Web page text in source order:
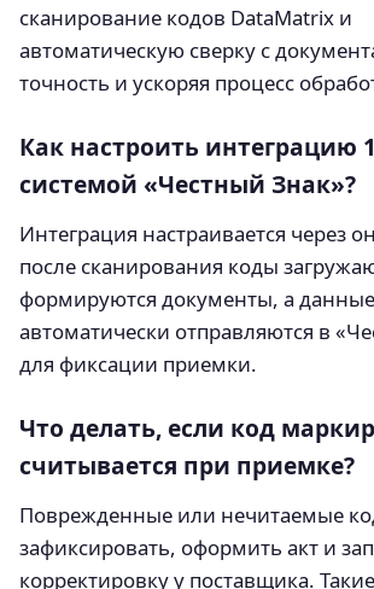
сканирование кодов DataMatrix и
автоматическую сверку с
точность и ускоряя процесс
Как настроить интеграцию
системой «Честный Знак»?
Интеграция настраивается через
после сканирования коды
формируются документы, а данные
автоматически отправляются в
для фиксации приемки.
Что делать, если код
считывается при приемке?
Поврежденные или нечитаемые
зафиксировать, оформить акт и
корректировку у поставщика.